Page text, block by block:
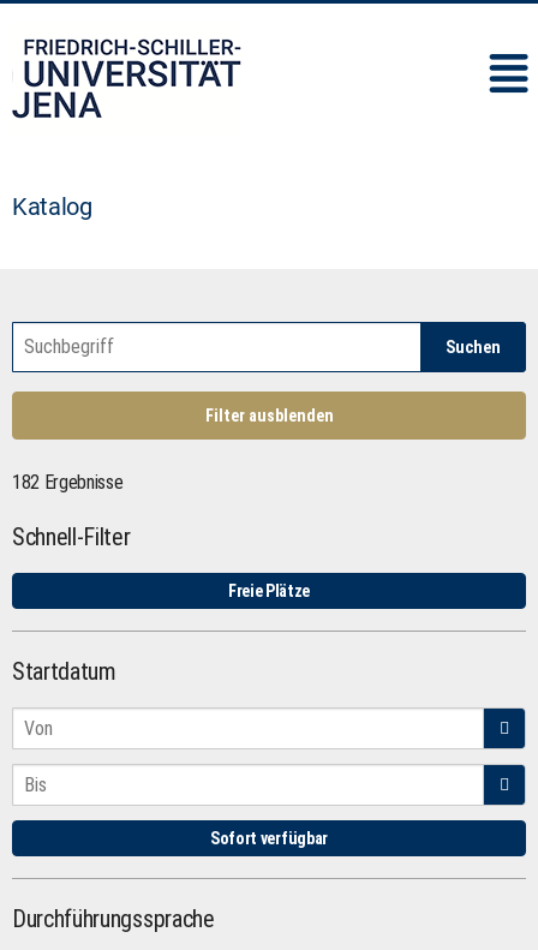
Katalog
Suchen
Filter ausblenden
182 Ergebnisse
Schnell-Filter
Freie Plätze
Startdatum
Sofort verfügbar
Durchführungssprache